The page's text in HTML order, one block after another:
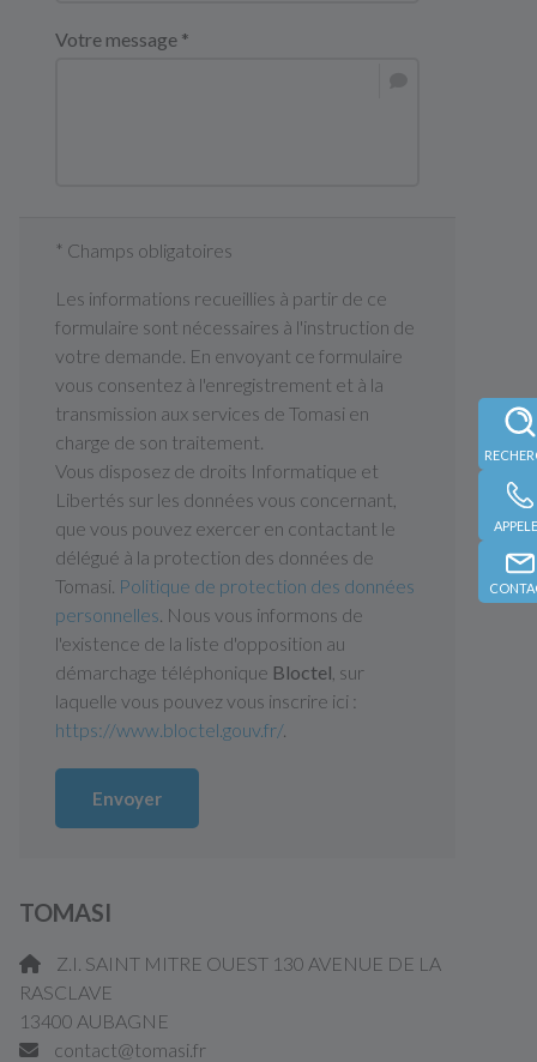
Votre message *
* Champs obligatoires
Les informations recueillies à partir de ce
formulaire sont nécessaires à l'instruction de
votre demande. En envoyant ce formulaire
vous consentez à l'enregistrement et à la
transmission aux services de Tomasi en
charge de son traitement.
Vous disposez de droits Informatique et
Libertés sur les données vous concernant,
que vous pouvez exercer en contactant le
délégué à la protection des données de
Tomasi. Politique de protection des données
personnelles . Nous vous informons de
l'existence de la liste d'opposition au
démarchage téléphonique Bloctel , sur
laquelle vous pouvez vous inscrire ici :
https://www.bloctel.gouv.fr/.
Envoyer
TOMASI
Z.I. SAINT MITRE OUEST 130 AVENUE DE LA
RASCLAVE
13400 AUBAGNE
contact@tomasi.fr